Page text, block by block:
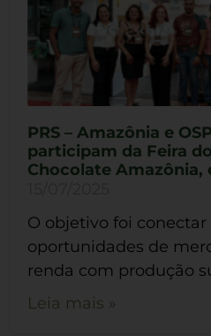
PRS – Amazônia e
participam da Feira
Chocolate Amazônia,
O objetivo foi
oportunidades de
renda com produção
Leia mais »